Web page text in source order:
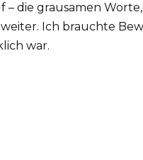
– die grausamen
Ich brauchte
war.